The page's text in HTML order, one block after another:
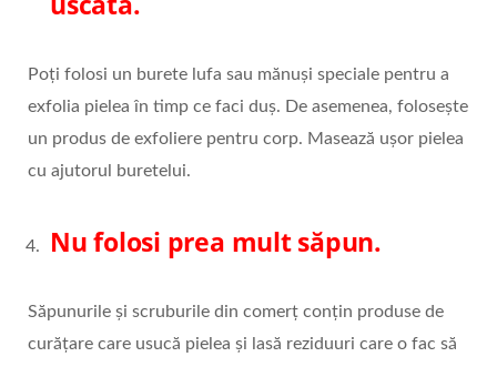
Poți folosi un burete lufa sau mănuși speciale pentru a
exfolia pielea în timp ce faci duș. De asemenea, folosește
un produs de exfoliere pentru corp. Masează ușor pielea
cu ajutorul buretelui.
Nu folosi prea mult săpun.
Săpunurile și scruburile din comerț conțin produse de
curățare care usucă pielea și lasă reziduuri care o fac să